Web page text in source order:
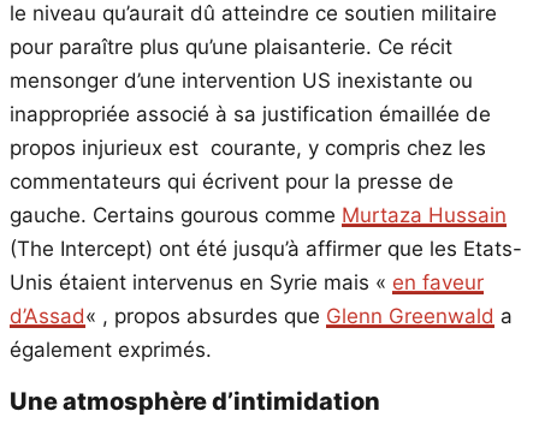
le niveau qu’aurait dû atteindre ce soutien militaire
pour paraître plus qu’une plaisanterie. Ce récit
mensonger d’une intervention US inexistante ou
inappropriée associé à sa justification émaillée de
propos injurieux est courante, y compris chez les
commentateurs qui écrivent pour la presse de
gauche. Certains gourous comme Murtaza Hussain
(The Intercept) ont été jusqu’à affirmer que les Etats-
Unis étaient intervenus en Syrie mais « en faveur
d’Assad« , propos absurdes que Glenn Greenwald a
également exprimés.
Une atmosphère d’intimidation